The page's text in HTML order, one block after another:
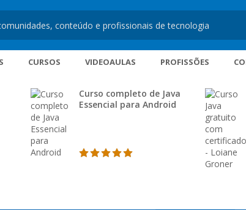
CURSOS VIDEOAULAS PROFISSÕES
Curso completo de Java
Essencial para Android